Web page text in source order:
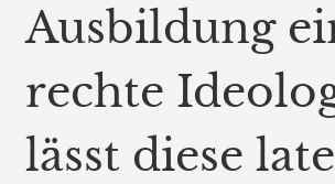
Ausbildung
rechte
lässt diese